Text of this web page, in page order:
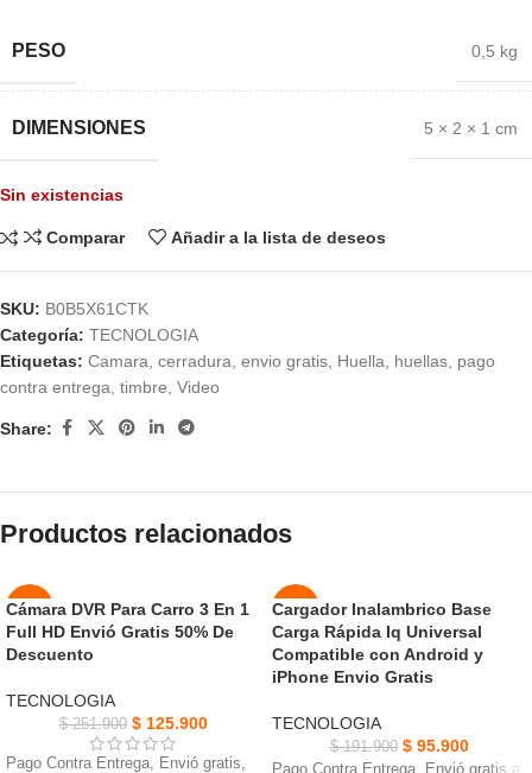
PESO 0,5 kg
DIMENSIONES 5 × 2 × 1 cm
Sin existencias
Comparar Añadir a la lista de deseos
SKU: B0B5X61CTK
Categoría: TECNOLOGIA
Etiquetas: Camara, cerradura, envio gratis, Huella, huellas, pago
contra entrega, timbre, Video
Share:
Productos relacionados
-50%
NUEVO
Cámara DVR Para Carro 3 En 1
Full HD Envió Gratis 50% De
Descuento
TECNOLOGIA
$251.900 $125.900
Pago Contra Entrega, Envió gratis,
-50%
NUEVO
Cargador Inalambrico Base
Carga Rápida Iq Universal
Compatible con Android y
iPhone Envio Gratis
TECNOLOGIA
$191.900 $95.900